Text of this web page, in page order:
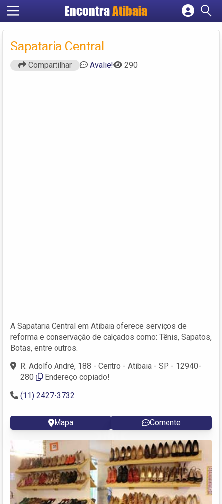
Encontra Atibaia
Cadastrar empresa
Criar conta
Sapataria Central
Compartilhar Avalie! 290
A Sapataria Central em Atibaia oferece serviços de
reforma e conservação de calçados como: Tênis, Sapatos,
Botas, entre outros.
R. Adolfo André, 188 - Centro - Atibaia - SP - 12940-
280
Endereço copiado!
(11) 2427-3732
Mapa Comente